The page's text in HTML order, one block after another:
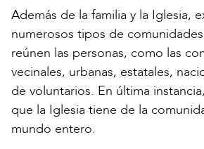
Además de la familia y la Iglesia,
numerosos tipos de
reúnen las personas, como las
vecinales, urbanas, estatales,
de voluntarios. En última
que la Iglesia tiene de la
mundo entero.